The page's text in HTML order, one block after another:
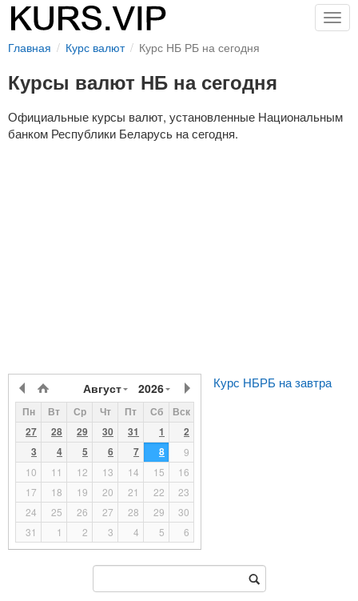
Главная Курс валют Курс НБ РБ на сегодня
Курсы валют НБ на сегодня
Официальные курсы валют, установленные Национальным
банком Республики Беларусь на сегодня.
Август 2026
Пн Вт Ср Чт Пт Сб
Вск
27
28 29 30 31 1
2
3
4 5 6 7 8
9
10
11 12 13 14 15
16
17
18 19 20 21 22
23
24
25 26 27 28 29
30
31
1 2 3 4 5 6
Курс НБРБ на завтра